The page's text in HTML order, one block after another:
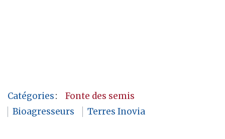
Catégories:
Fonte des semis
Bioagresseurs
Terres Inovia